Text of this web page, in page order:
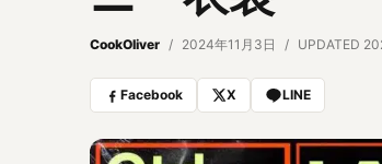
CookOliver 2024年11月3日 UPDATED
Facebook X LINE